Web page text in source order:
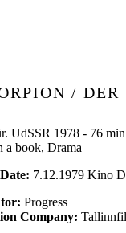
/ DER
UdSSR 1978 - 76
a book, Drama
7.12.1979 Kino
Progress
Company: